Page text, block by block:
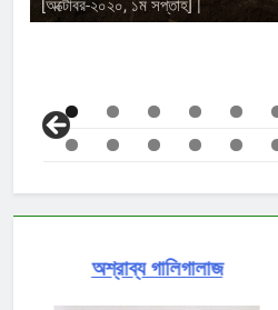
[অক্টোবর-২০২০, ১ম সপ্তাহ] |
অশ্রাব্য গালিগালাজ